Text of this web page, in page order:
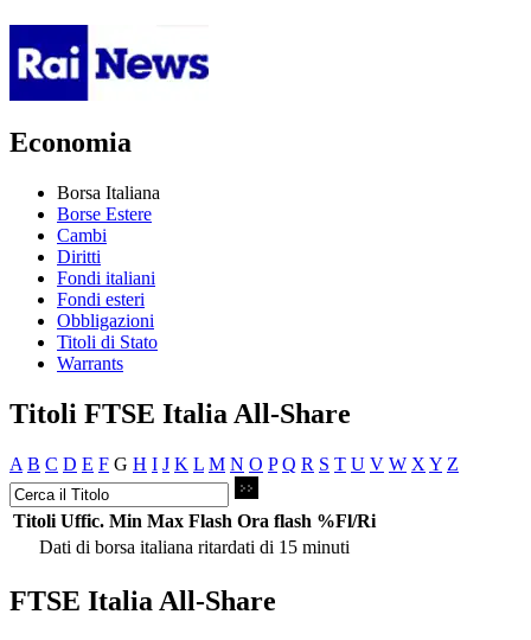
Economia
Borsa Italiana
Borse Estere
Cambi
Diritti
Fondi italiani
Fondi esteri
Obbligazioni
Titoli di Stato
Warrants
Titoli FTSE Italia All-Share
A B C D E F G H I J K L M N O P Q R S T U V W X Y Z
Titoli Uffic. Min Max Flash Ora flash %Fl/Ri
Dati di borsa italiana ritardati di 15 minuti
FTSE Italia All-Share